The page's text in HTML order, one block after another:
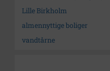
Lille Birkholm
almennyttige boliger
vandtårne